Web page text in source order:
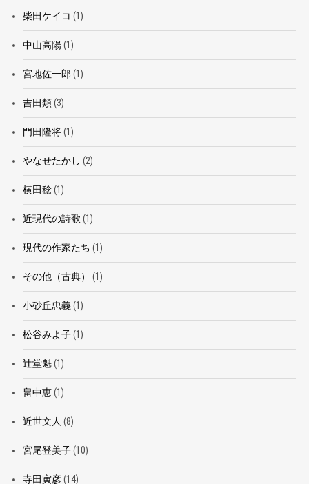
柴田ケイコ (1)
中山高陽(1)
宮地佐一郎 (1)
吉田類(3)
門田隆将(1)
やなせたかし (2)
横田稔(1)
近現代の詩歌 (1)
現代の作家たち (1)
その他（古典） (1)
小砂丘忠義(1)
松谷みよ子(1)
辻堂魁(1)
畠中恵(1)
近世文人 (8)
宮尾登美子(10)
寺田寅彦(14)